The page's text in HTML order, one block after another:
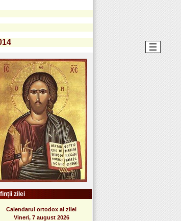
zilei
Calendarul ortodox al zilei
Vineri, 7 august 2026